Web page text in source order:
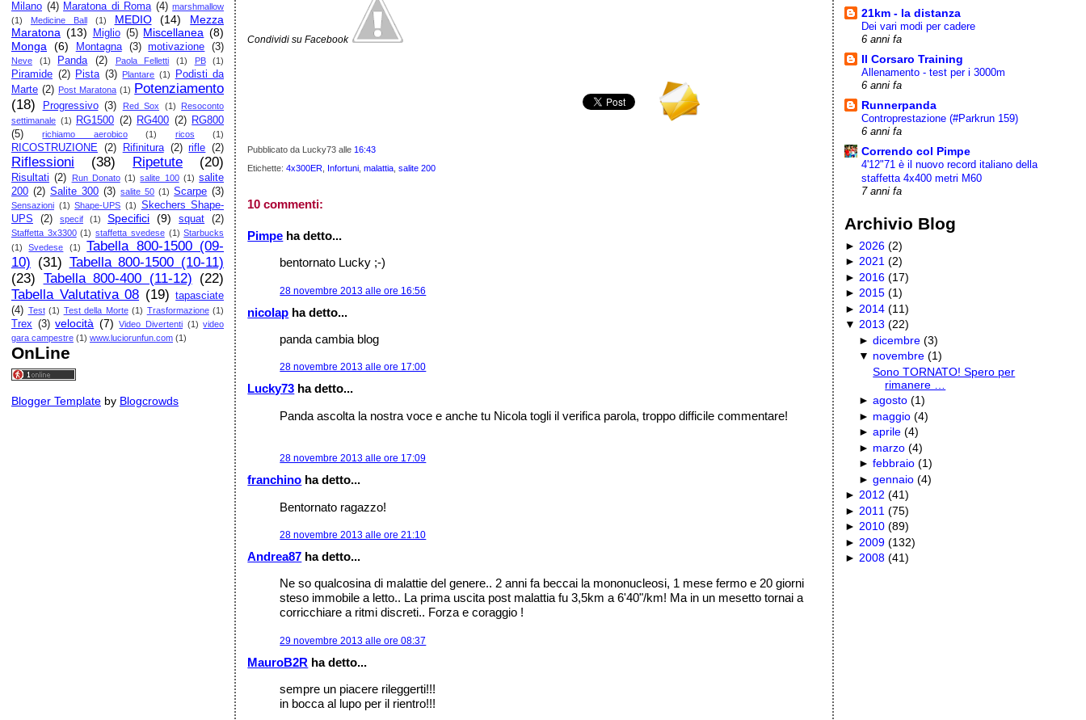
Milano (4) Maratona di Roma (4) marshmallow
(1)
Medicine Ball (1) MEDIO (14)
Mezza
Maratona (13) Miglio (5) Miscellanea (8)
Monga
(6) Montagna (3) motivazione (3)
Neve (1) Panda (2) Paola Felletti (1) PB (1)
Piramide (2) Pista (3) Plantare (1)
Podisti da
Marte (2) Post Maratona (1) Potenziamento
(18)
Progressivo (3) Red Sox (1)
Resoconto
settimanale (1) RG1500 (2) RG400 (2) RG800
(5)
richiamo aerobico (1) ricos (1)
RICOSTRUZIONE (2) Rifinitura (2) rifle (2)
Riflessioni (38) Ripetute (20)
Risultati (2) Run Donato (1) salite 100 (1) salite
200 (2) Salite 300 (3) salite 50 (1) Scarpe (3)
Sensazioni (1) Shape-UPS (1) Skechers Shape-
UPS
(2) specif (1) Specifici (9) squat (2)
Staffetta 3x3300 (1) staffetta svedese (1) Starbucks
(1)
Svedese (1)
Tabella 800-1500 (09-
10) (31) Tabella 800-1500 (10-11)
(23) Tabella 800-400 (11-12) (22)
Tabella Valutativa 08 (19) tapasciate
(4) Test (1) Test della Morte (1) Trasformazione (1)
Trex (3) velocità (7) Video Divertenti (1) video
gara campestre (1) www.luciorunfun.com (1)
OnLine
Blogger Template by Blogcrowds
Condividi su Facebook
Pubblicato da Lucky73alle 16:43
Etichette:4x300ER Infortuni ,malattia ,salite 200
10 commenti:
Pimpe ha detto...
bentornato Lucky ;-)
28 novembre 2013 alle ore 16:56
nicolap ha detto...
panda cambia blog
28 novembre 2013 alle ore 17:00
Lucky73 ha detto...
Panda ascolta la nostra voce e anche tu Nicola togli il verifica parola, troppo difficile commentare!
28 novembre 2013 alle ore 17:09
franchino ha detto...
Bentornato ragazzo!
28 novembre 2013 alle ore 21:10
Andrea87 ha detto...
Ne so qualcosina di malattie del genere.. 2 anni fa beccai la mononucleosi, 1 mese fermo e 20 giorni
steso immobile a letto.. La prima uscita post malattia fu 3,5km a 6'40"/km! Ma in un mesetto tornai a
corricchiare a ritmi discreti.. Forza e coraggio !
29 novembre 2013 alle ore 08:37
MauroB2R ha detto...
sempre un piacere rileggerti!!!
in bocca al lupo per il rientro!!!
21km - la distanza
Dei vari modi per cadere
6 anni fa
Il Corsaro Training
Allenamento - test per i 3000m
6 anni fa
Runnerpanda
Controprestazione (#Parkrun 159)
6 anni fa
Correndo col Pimpe
4'12"71 è il nuovo record italiano della
staffetta 4x400 metri M60
7 anni fa
Archivio Blog
► 2026 (2)
►2021 (2)
► 2016 (17)
►2015 (1)
► 2014 (11)
▼2013 (22)
►dicembre (3)
▼ novembre (1)
Sono TORNATO! Spero per
rimanere …
►agosto (1)
► maggio (4)
►aprile (4)
► marzo (4)
►febbraio (1)
►gennaio (4)
►2012 (41)
► 2011 (75)
►2010 (89)
► 2009 (132)
►2008 (41)